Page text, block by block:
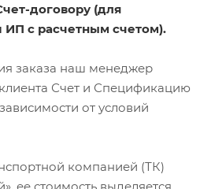
договору (для
с расчетным счетом).
заказа наш менеджер
Счет и Спецификацию
от условий
компанией (ТК)